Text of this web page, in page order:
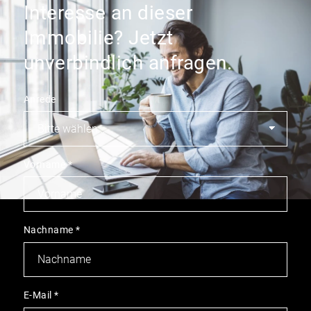
Interesse an dieser
Immobilie? Jetzt
unverbindlich anfragen.
Anrede
Vorname*
Nachname*
E-Mail*